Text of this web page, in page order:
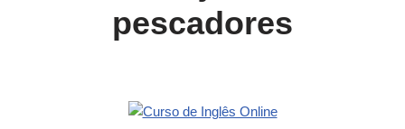
pescadores